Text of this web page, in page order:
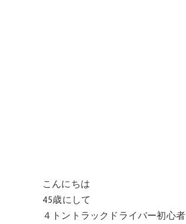
こんにちは
45歳にして
４トントラックドライバー初心者